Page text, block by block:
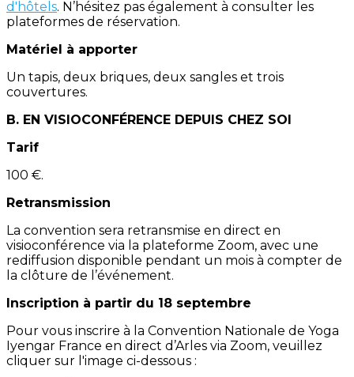
d'hôtels. N’hésitez pas également à consulter les
plateformes de réservation.
Matériel à apporter
Un tapis, deux briques, deux sangles et trois
couvertures.
B. EN VISIOCONFÉRENCE DEPUIS CHEZ SOI
Tarif
100 €.
Retransmission
La convention sera retransmise en direct en
visioconférence via la plateforme Zoom, avec une
rediffusion disponible pendant un mois à compter de
la clôture de l’événement.
Inscription à partir du 18 septembre
Pour vous inscrire à la Convention Nationale de Yoga
Iyengar France en direct d’Arles via Zoom, veuillez
cliquer sur l'image ci-dessous :